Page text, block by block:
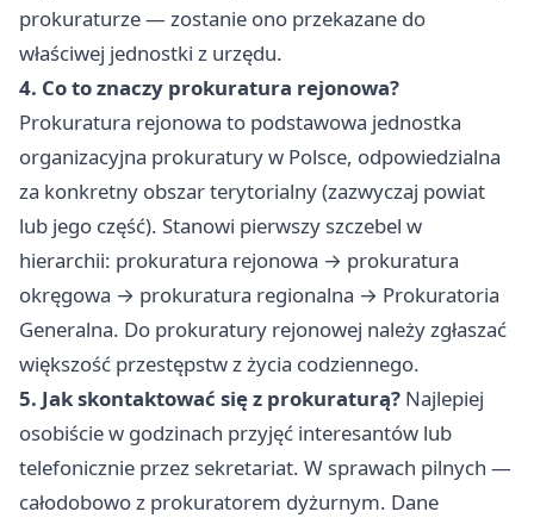
prokuraturze — zostanie ono przekazane do
właściwej jednostki z urzędu.
4. Co to znaczy prokuratura rejonowa?
Prokuratura rejonowa to podstawowa jednostka
organizacyjna prokuratury w Polsce, odpowiedzialna
za konkretny obszar terytorialny (zazwyczaj powiat
lub jego część). Stanowi pierwszy szczebel w
hierarchii: prokuratura rejonowa → prokuratura
okręgowa → prokuratura regionalna → Prokuratoria
Generalna. Do prokuratury rejonowej należy zgłaszać
większość przestępstw z życia codziennego.
5. Jak skontaktować się z prokuraturą? Najlepiej
osobiście w godzinach przyjęć interesantów lub
telefonicznie przez sekretariat. W sprawach pilnych —
całodobowo z prokuratorem dyżurnym. Dane